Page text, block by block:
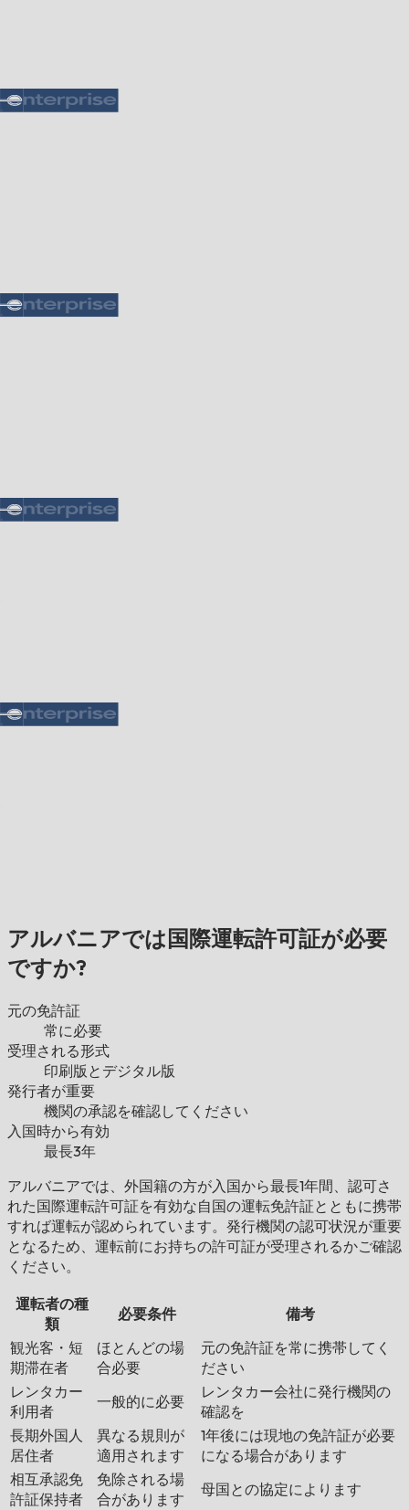
アルバニアでは国際運転許可証が必要
ですか?
元の免許証
常に必要
受理される形式
印刷版とデジタル版
発行者が重要
機関の承認を確認してください
入国時から有効
最長3年
アルバニアでは、外国籍の方が入国から最長1年間、認可さ
れた国際運転許可証を有効な自国の運転免許証とともに携帯
すれば運転が認められています。発行機関の認可状況が重要
となるため、運転前にお持ちの許可証が受理されるかご確認
ください。
運転者の種
類
必要条件
備考
観光客・短
期滞在者
ほとんどの場
合必要
元の免許証を常に携帯してく
ださい
レンタカー
利用者
一般的に必要
レンタカー会社に発行機関の
確認を
長期外国人
居住者
異なる規則が
適用されます
1年後には現地の免許証が必要
になる場合があります
相互承認免
許証保持者
免除される場
合があります
母国との協定によります